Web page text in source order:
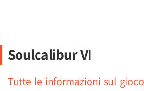
Soulcalibur VI
Tutte le informazioni sul gioco